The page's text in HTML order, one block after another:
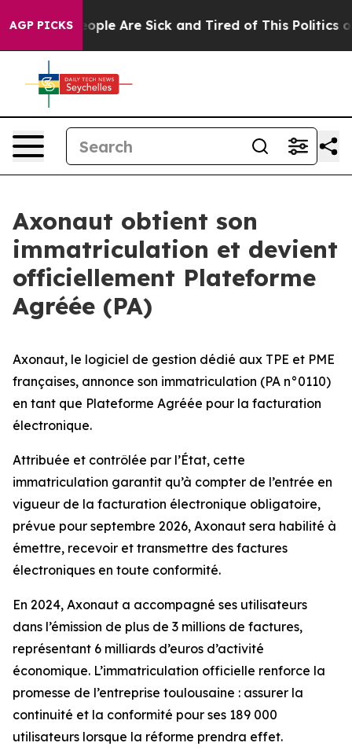
AGP PICKS
Win: “People Are Sick and Tired of This Politics of
Axonaut obtient son
immatriculation et devient
officiellement Plateforme
Agréée (PA)
Axonaut, le logiciel de gestion dédié aux TPE et PME
françaises, annonce son immatriculation (PA n°0110)
en tant que Plateforme Agréée pour la facturation
électronique.
Attribuée et contrôlée par l’État, cette
immatriculation garantit qu’à compter de l’entrée en
vigueur de la facturation électronique obligatoire,
prévue pour septembre 2026, Axonaut sera habilité à
émettre, recevoir et transmettre des factures
électroniques en toute conformité.
En 2024, Axonaut a accompagné ses utilisateurs
dans l’émission de plus de 3 millions de factures,
représentant 6 milliards d’euros d’activité
économique. L’immatriculation officielle renforce la
promesse de l’entreprise toulousaine : assurer la
continuité et la conformité pour ses 189 000
utilisateurs lorsque la réforme prendra effet.